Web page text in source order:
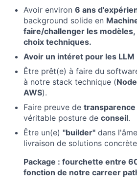
Avoir environ 6 ans
background solide en
faire/challenger les
choix techniques.
Avoir un intéret pour les LLM
Être prêt(e) à faire du
à notre stack technique (
AWS).
Faire preuve de transparence
véritable posture de conseil.
Être un(e) "builder" dans
livraison de solutions
Package : fourchette entre
fonction de notre carreer